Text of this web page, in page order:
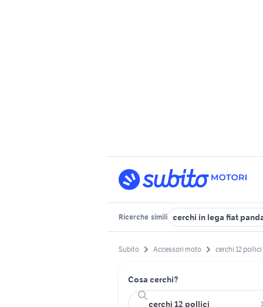
Ricerche simili cerchi in lega fiat
Subito Accessori moto cerchi 12 pollici
Cosa cerchi?